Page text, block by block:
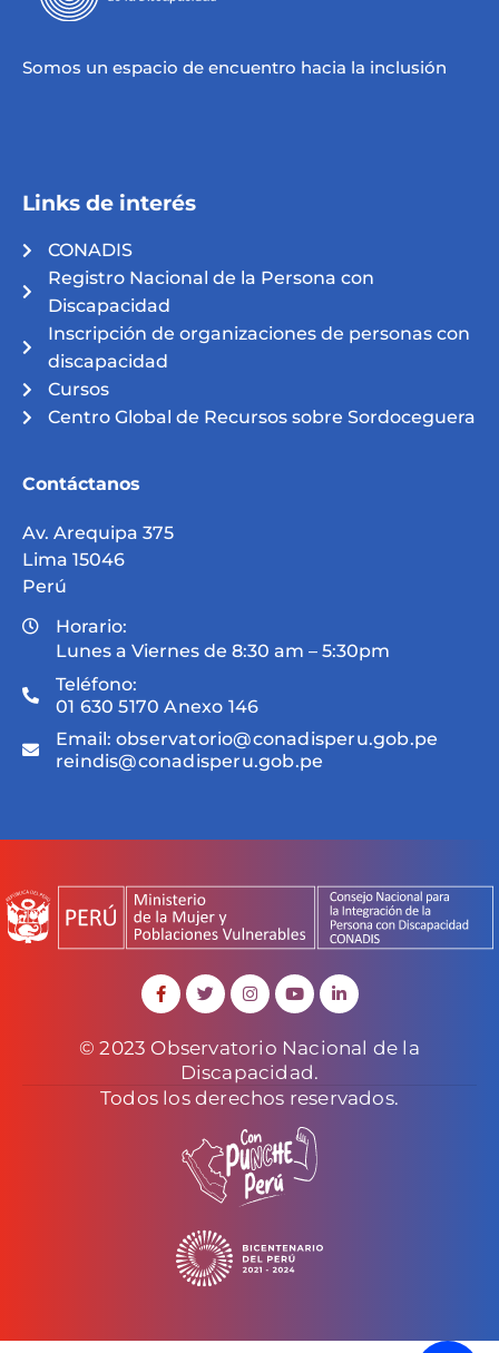
Somos un espacio de encuentro hacia la inclusión
Links de interés
CONADIS
Registro Nacional de la Persona con
Discapacidad
Inscripción de organizaciones de personas con
discapacidad
Cursos
Centro Global de Recursos sobre Sordoceguera
Contáctanos
Av. Arequipa 375
Lima 15046
Perú
Horario:
Lunes a Viernes de 8:30 am – 5:30pm
Teléfono:
01 630 5170 Anexo 146
Email: observatorio@conadisperu.gob.pe
reindis@conadisperu.gob.pe
© 2023 Observatorio Nacional de la
Discapacidad.
Todos los derechos reservados.